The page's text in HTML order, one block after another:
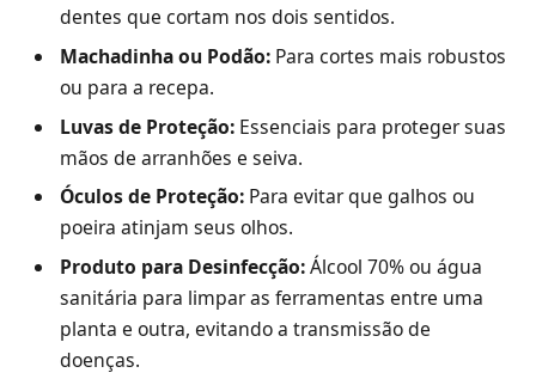
dentes que cortam nos dois sentidos.
Machadinha ou Podão: Para cortes mais robustos
ou para a recepa.
Luvas de Proteção: Essenciais para proteger suas
mãos de arranhões e seiva.
Óculos de Proteção: Para evitar que galhos ou
poeira atinjam seus olhos.
Produto para Desinfecção:Álcool 70% ou água
sanitária para limpar as ferramentas entre uma
planta e outra, evitando a transmissão de
doenças.